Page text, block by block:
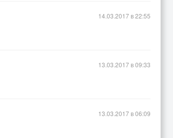
14.03.2017 в 22:55
13.03.2017 в 09:33
13.03.2017 в 06:09